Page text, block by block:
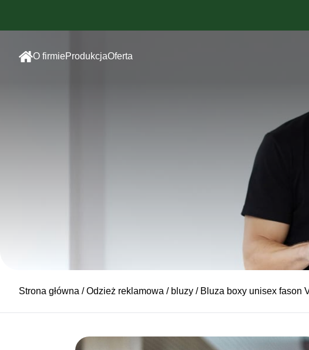
O firmieProdukcjaOferta
Strona główna /Odzież reklamowa / bluzy / Bluza boxy unisex fason